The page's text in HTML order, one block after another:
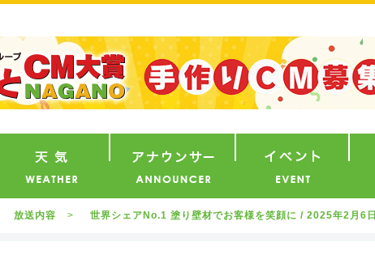
放送内容 世界シェアNo.1 塗り壁材でお客様を笑顔に / 2025年2月6日